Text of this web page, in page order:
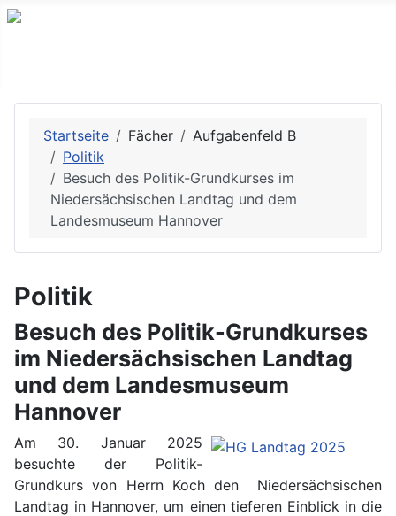
Startseite Fächer
Aufgabenfeld B
Politik
Besuch des Politik-Grundkurses im
Niedersächsischen Landtag und dem
Landesmuseum Hannover
Politik
Besuch des Politik-Grundkurses
im Niedersächsischen Landtag
und dem Landesmuseum
Hannover
Am 30. Januar 2025
besuchte der Politik-
Grundkurs von Herrn Koch den Niedersächsischen
Landtag in Hannover, um einen tieferen Einblick in die